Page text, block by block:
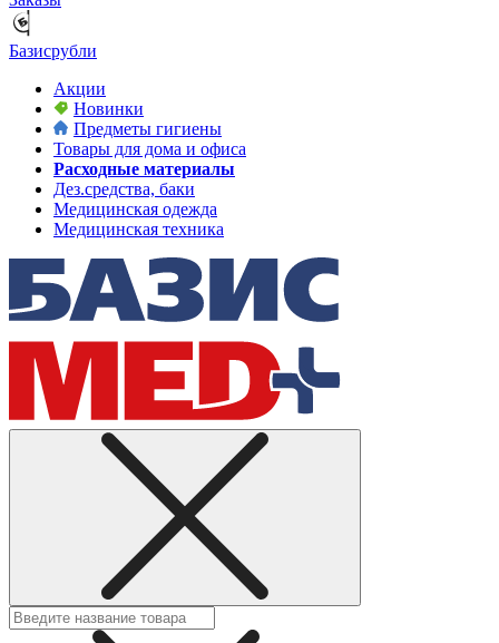
Базисрубли
Акции
Новинки
Предметы гигиены
Товары для дома и офиса
Расходные материалы
Дез.средства, баки
Медицинская одежда
Медицинская техника